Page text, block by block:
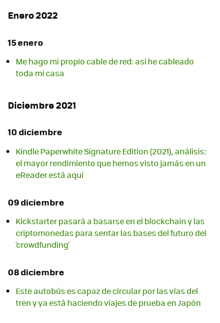
Enero 2022
15 enero
Me hago mi propio cable de red: así he cableado
toda mi casa
Diciembre 2021
10 diciembre
Kindle Paperwhite Signature Edition (2021), análisis:
el mayor rendimiento que hemos visto jamás en un
eReader está aquí
09 diciembre
Kickstarter pasará a basarse en el blockchain y las
criptomonedas para sentar las bases del futuro del
'crowdfunding'
08 diciembre
Este autobús es capaz de circular por las vías del
tren y ya está haciendo viajes de prueba en Japón